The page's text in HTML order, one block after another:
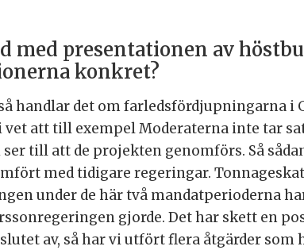
med presentationen av
konkret?
handlar det om farledsfördjupningarna i
att till exempel Moderaterna inte tar
till att de projekten genomförs. Så
med tidigare regeringar.
under de här två mandatperioderna
gjorde. Det har skett en
av, så har vi utfört flera åtgärder